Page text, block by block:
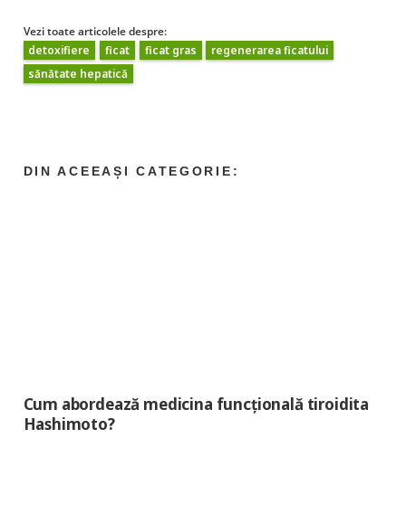
Vezi toate articolele despre:
detoxifiere
ficat ficat gras
regenerarea ficatului
sănătate hepatică
Cum abordează medicina funcțională tiroidita
Hashimoto?